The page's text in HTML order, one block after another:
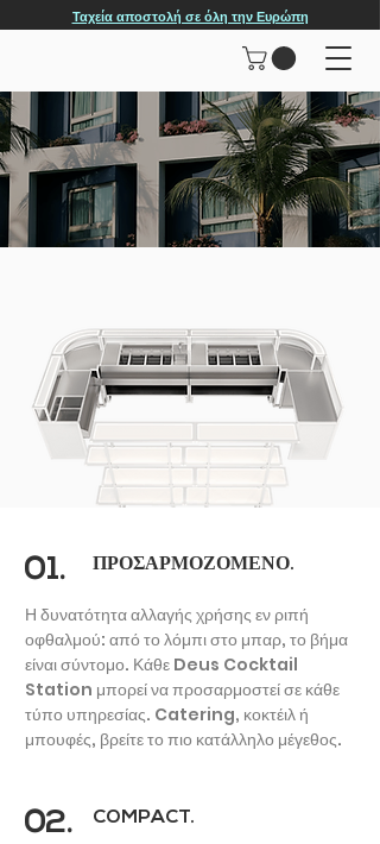
Ταχεία αποστολή σε όλη την Ευρώπη
ΞΕΝΟΔΟΧΕΙΟ
01. ΠΡΟΣΑΡΜΟΖΟΜΕΝΟ.
Η δυνατότητα αλλαγής χρήσης εν ριπή
οφθαλμού: από το λόμπι στο μπαρ, το βήμα
είναι σύντομο. Κάθε Deus Cocktail
Station μπορεί να προσαρμοστεί σε κάθε
τύπο υπηρεσίας. Catering, κοκτέιλ ή
μπουφές, βρείτε το πιο κατάλληλο μέγεθος.
02. COMPACT.